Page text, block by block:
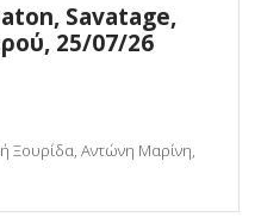
Savatage,
25/07/26
Αντώνη Μαρίνη,